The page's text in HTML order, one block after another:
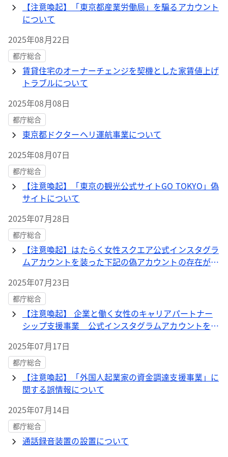
【注意喚起】「東京都産業労働局」を騙るアカウント
について
2025年08月22日
都庁総合
賃貸住宅のオーナーチェンジを契機とした家賃値上げ
トラブルについて
2025年08月08日
都庁総合
東京都ドクターヘリ運航事業について
2025年08月07日
都庁総合
【注意喚起】「東京の観光公式サイトGO TOKYO」偽
サイトについて
2025年07月28日
都庁総合
【注意喚起】はたらく女性スクエア公式インスタグラ
ムアカウントを装った下記の偽アカウントの存在が確
2025年07月23日
都庁総合
【注意喚起】 企業と働く女性のキャリアパートナー
シップ支援事業 公式インスタグラムアカウントを装
2025年07月17日
都庁総合
【注意喚起】「外国人起業家の資金調達支援事業」に
関する誤情報について
2025年07月14日
都庁総合
通話録音装置の設置について